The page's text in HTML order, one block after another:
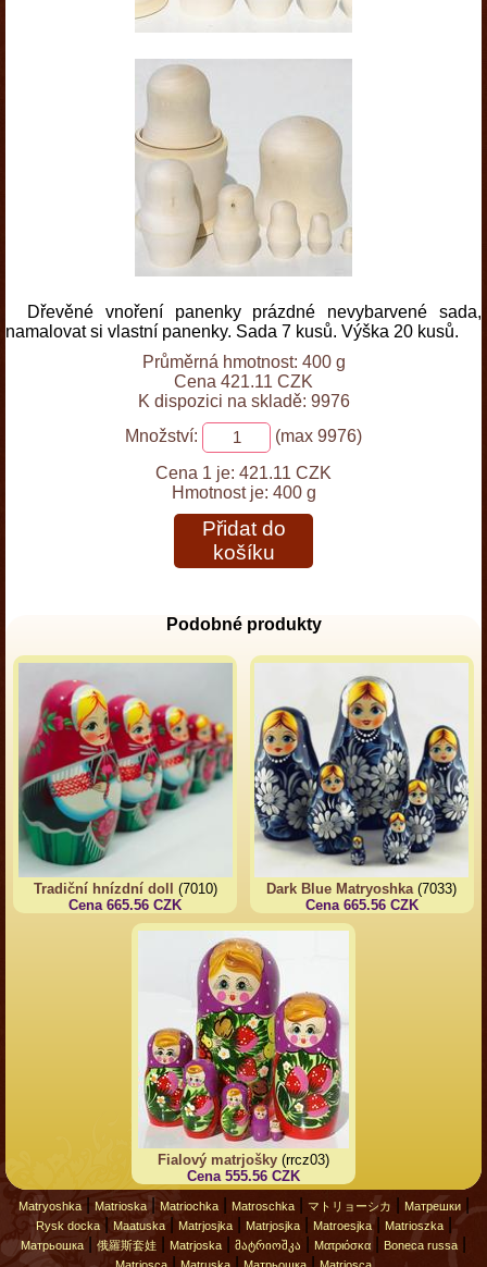
Dřevěné vnoření panenky prázdné nevybarvené sada,
namalovat si vlastní panenky. Sada 7 kusů. Výška 20 kusů.
Průměrná hmotnost: 400 g
Cena 421.11 CZK
K dispozici na skladě: 9976
Množství:
(max 9976)
Cena 1 je: 421.11 CZK
Hmotnost je: 400 g
Přidat do
košíku
Podobné produkty
Tradiční hnízdní doll
(7010)
Cena 665.56 CZK
Dark Blue Matryoshka(7033)
Cena 665.56 CZK
Fialový matrjošky (rrcz03)
Cena 555.56 CZK
Matryoshka| Matrioska| Matriochka| Matroschka| マトリョーシカ Матрешки|
Rysk docka| Maatuska| Matrjosjka| Matrjosjka| Matroesjka| Matrioszka|
Матрьошка 俄羅斯套娃 Matrjoska მატრიოშკა Ματριόσκα Boneca russa
Matriosca Matruska Матрьошка Matriosca